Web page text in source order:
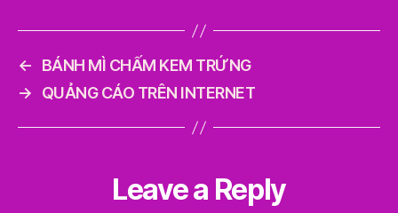
←
BÁNH MÌ CHẤM KEM TRỨNG
→
QUẢNG CÁO TRÊN INTERNET
Leave a Reply